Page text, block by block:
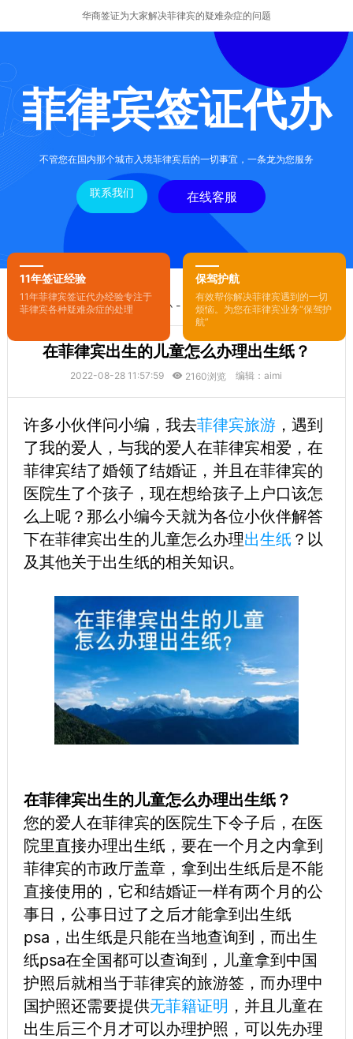
华商签证为大家解决菲律宾的疑难杂症的问题
菲律宾签证代办
不管您在国内那个城市入境菲律宾后的一切事宜，一条龙为您服务
联系我们 在线客服
11年签证经验
11年菲律宾签证代办经验专注于
菲律宾各种疑难杂症的处理
保驾护航
有效帮你解决菲律宾遇到的一切
烦恼。为您在菲律宾业务“保驾护
航”
您的位置：首页-菲律宾签证代办- 正文
在菲律宾出生的儿童怎么办理出生纸？
2022-08-28 11:57:59 2160浏览 编辑：aimi
许多小伙伴问小编，我去菲律宾旅游，遇到
了我的爱人，与我的爱人在菲律宾相爱，在
菲律宾结了婚领了结婚证，并且在菲律宾的
医院生了个孩子，现在想给孩子上户口该怎
么上呢？那么小编今天就为各位小伙伴解答
下在菲律宾出生的儿童怎么办理出生纸 ？以
及其他关于出生纸的相关知识。
在菲律宾出生的儿童怎么办理出生纸？
您的爱人在菲律宾的医院生下令子后，在医
院里直接办理出生纸，要在一个月之内拿到
菲律宾的市政厅盖章，拿到出生纸后是不能
直接使用的，它和结婚证一样有两个月的公
事日，公事日过了之后才能拿到出生纸
psa，出生纸是只能在当地查询到，而出生
纸psa在全国都可以查询到，儿童拿到中国
护照后就相当于菲律宾的旅游签，而办理中
国护照还需要提供无菲籍证明 ，并且儿童在
出生后三个月才可以办理护照，可以先办理